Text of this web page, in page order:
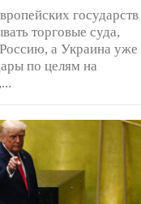
государств
торговые суда,
а Украина уже
по целям на